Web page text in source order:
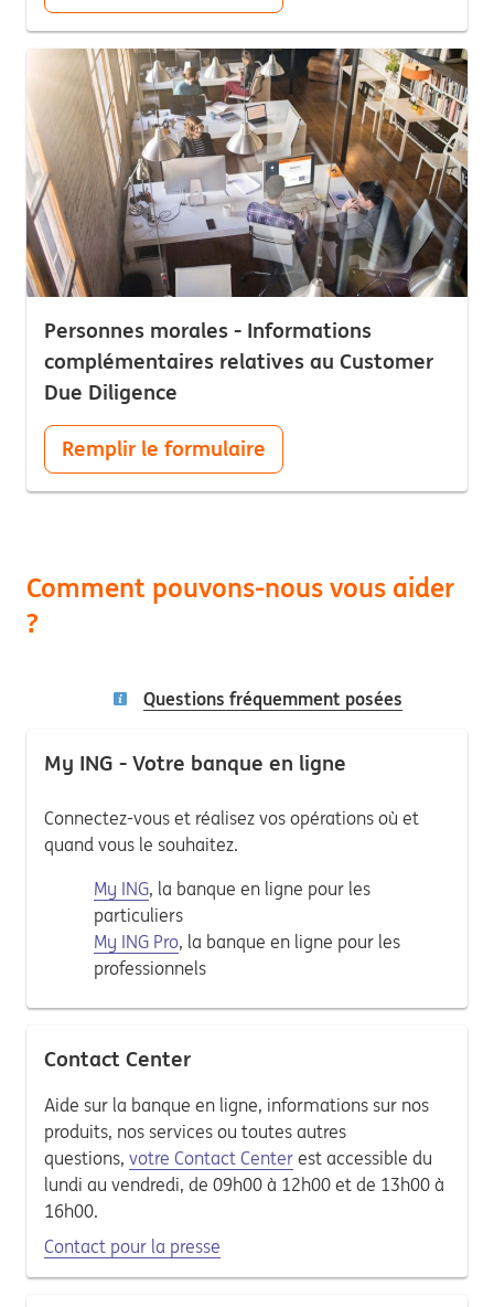
Personnes morales - Informations
complémentaires relatives au Customer
Due Diligence
Remplir le formulaire
Comment pouvons-nous vous aider
?
Questions fréquemment posées
My ING - Votre banque en ligne
Connectez-vous et réalisez vos opérations où et
quand vous le souhaitez.
My ING, la banque en ligne pour les
particuliers
My ING Pro, la banque en ligne pour les
professionnels
Contact Center
Aide sur la banque en ligne, informations sur nos
produits, nos services ou toutes autres
questions, votre Contact Center est accessible du
lundi au vendredi, de 09h00 à 12h00 et de 13h00 à
16h00.
Contact pour la presse